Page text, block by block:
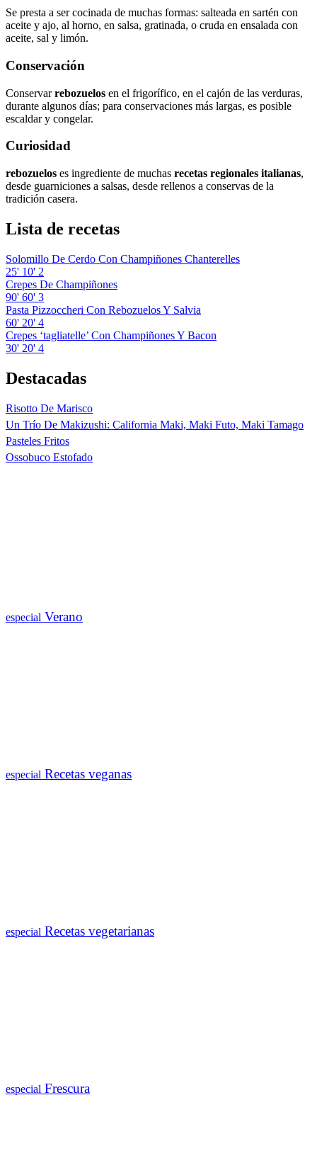
Se presta a ser cocinada de muchas formas: salteada en sartén con
aceite y ajo, al horno, en salsa, gratinada, o cruda en ensalada con
aceite, sal y limón.
Conservación
Conservarrebozuelos en el frigorífico, en el cajón de las verduras,
durante algunos días; para conservaciones más largas, es posible
escaldar y congelar.
Curiosidad
rebozuelos es ingrediente de muchas recetas regionales italianas,
desde guarniciones a salsas, desde rellenos a conservas de la
tradición casera.
Lista de recetas
Solomillo De Cerdo Con Champiñones Chanterelles
25' 10' 2
Crepes De Champiñones
90' 60' 3
Pasta Pizzoccheri Con Rebozuelos Y Salvia
60' 20' 4
Crepes ‘tagliatelle’ Con Champiñones Y Bacon
30' 20' 4
Destacadas
Risotto De Marisco
Un Trío De Makizushi: California Maki, Maki Futo, Maki Tamago
Pasteles Fritos
Ossobuco Estofado
especial Verano
especial Recetas veganas
especial Recetas vegetarianas
especial Frescura